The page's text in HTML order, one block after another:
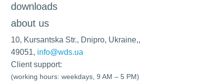
downloads
about us
10, Kursantska Str., Dnipro, Ukraine,,
49051, info@wds.ua
Client support:
(working hours: weekdays, 9 AM – 5 PM)